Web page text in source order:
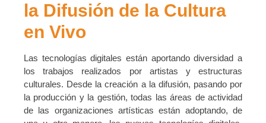
la Difusión de la Cultura
en Vivo
Las tecnologías digitales están aportando diversidad a
los trabajos realizados por artistas y estructuras
culturales. Desde la creación a la difusión, pasando por
la producción y la gestión, todas las áreas de actividad
de las organizaciones artísticas están adoptando, de